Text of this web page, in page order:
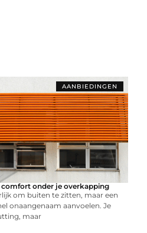
AANBIEDINGEN
comfort onder je overkapping
om buiten te zitten, maar een
onaangenaam aanvoelen. Je
maar